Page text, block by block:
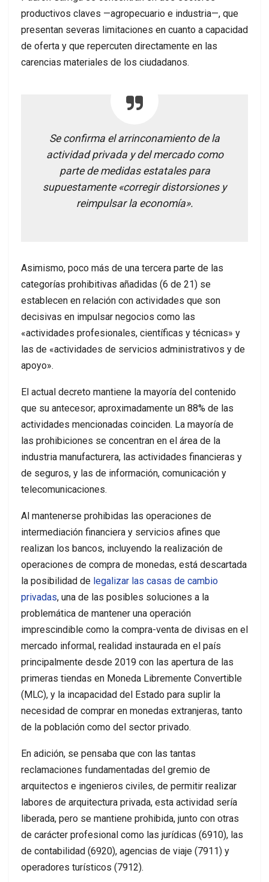
productivos claves —agropecuario e industria—, que
presentan severas limitaciones en cuanto a capacidad
de oferta y que repercuten directamente en las
carencias materiales de los ciudadanos.
Se confirma el arrinconamiento de la
actividad privada y del mercado como
parte de medidas estatales para
supuestamente «corregir distorsiones y
reimpulsar la economía».
Asimismo, poco más de una tercera parte de las
categorías prohibitivas añadidas (6 de 21) se
establecen en relación con actividades que son
decisivas en impulsar negocios como las
«actividades profesionales, científicas y técnicas» y
las de «actividades de servicios administrativos y de
apoyo».
El actual decreto mantiene la mayoría del contenido
que su antecesor; aproximadamente un 88% de las
actividades mencionadas coinciden. La mayoría de
las prohibiciones se concentran en el área de la
industria manufacturera, las actividades financieras y
de seguros, y las de información, comunicación y
telecomunicaciones.
Al mantenerse prohibidas las operaciones de
intermediación financiera y servicios afines que
realizan los bancos, incluyendo la realización de
operaciones de compra de monedas, está descartada
la posibilidad de legalizar las casas de cambio
privadas, una de las posibles soluciones a la
problemática de mantener una operación
imprescindible como la compra-venta de divisas en el
mercado informal, realidad instaurada en el país
principalmente desde 2019 con las apertura de las
primeras tiendas en Moneda Libremente Convertible
(MLC), y la incapacidad del Estado para suplir la
necesidad de comprar en monedas extranjeras, tanto
de la población como del sector privado.
En adición, se pensaba que con las tantas
reclamaciones fundamentadas del gremio de
arquitectos e ingenieros civiles, de permitir realizar
labores de arquitectura privada, esta actividad sería
liberada, pero se mantiene prohibida, junto con otras
de carácter profesional como las jurídicas (6910), las
de contabilidad (6920), agencias de viaje (7911) y
operadores turísticos (7912).